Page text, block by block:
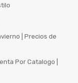
| Precios de
Por Catalogo |